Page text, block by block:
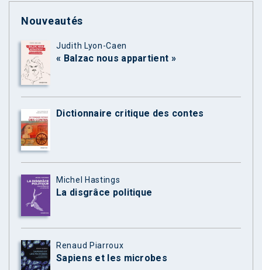
Nouveautés
Judith Lyon-Caen
« Balzac nous appartient »
Dictionnaire critique des contes
Michel Hastings
La disgrâce politique
Renaud Piarroux
Sapiens et les microbes